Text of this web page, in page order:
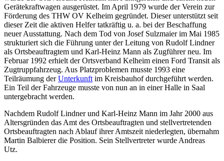
Gerätekraftwagen ausgerüstet. Im April 1979 wurde der Verein zur
Förderung des THW OV Kelheim gegründet. Dieser unterstützt seit
dieser Zeit die aktiven Helfer tatkräftig u. a. bei der Beschaffung
neuer Ausstattung. Nach dem Tod von Josef Sulzmaier im Mai 1985
strukturiert sich die Führung unter der Leitung von Rudolf Lindner
als Ortsbeauftragtem und Karl-Heinz Mann als Zugführer neu. Im
Februar 1992 erhielt der Ortsverband Kelheim einen Ford Transit als
Zugtruppfahrzeug. Aus Platzproblemen musste 1993 eine
Teilräumung derUnterkunft im Kreisbauhof durchgeführt werden.
Ein Teil der Fahrzeuge musste von nun an in einer Halle in Saal
untergebracht werden.
Nachdem Rudolf Lindner und Karl-Heinz Mann im Jahr 2000 aus
Altersgründen das Amt des Ortsbeauftragten und stellvertretenden
Ortsbeauftragten nach Ablauf ihrer Amtszeit niederlegten, übernahm
Martin Balbierer die Position. Sein Stellvertreter wurde Andreas
Utz.